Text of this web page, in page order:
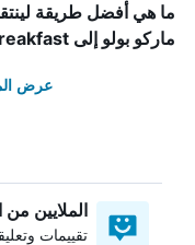
ما هي أفضل طريقة
ماركو بولو إلى Dear Venice Bed & Breakfast؟
عرض
الملايين من
تقييمات